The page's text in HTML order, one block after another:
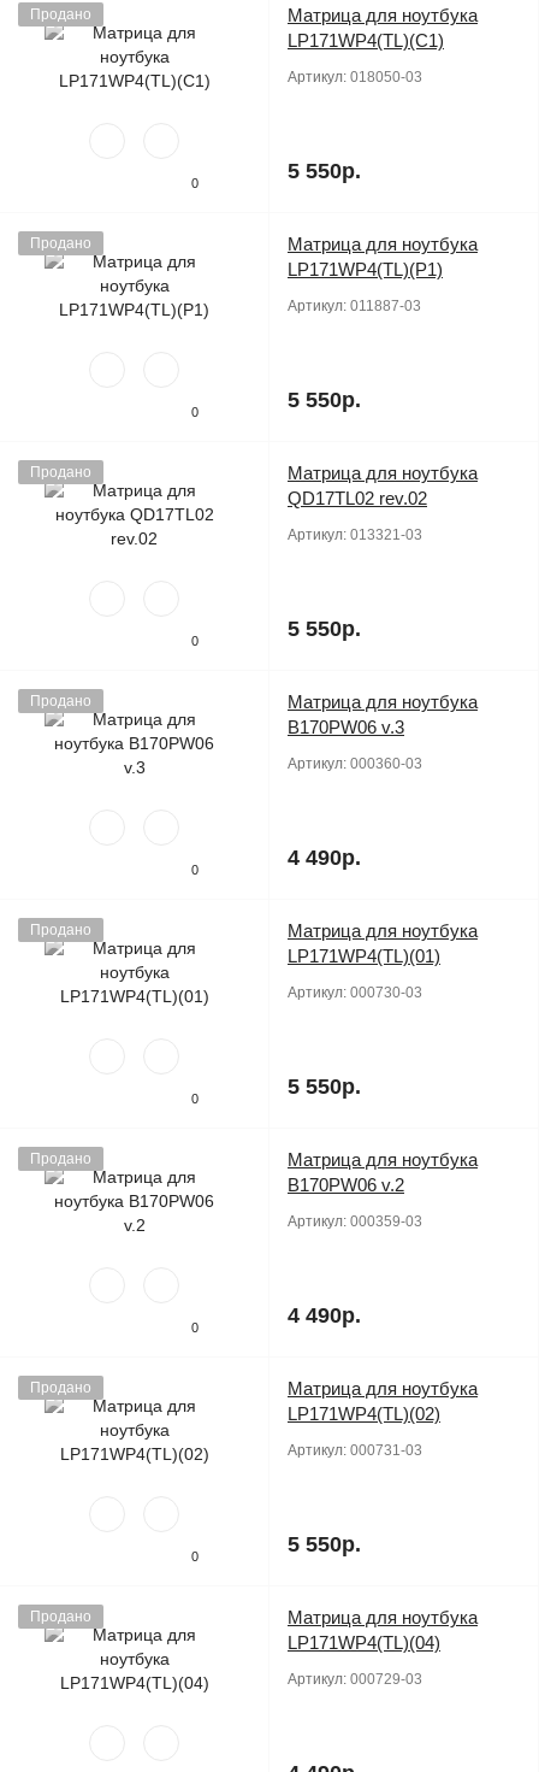
Продано
0
Матрица для ноутбука
LP171WP4(TL)(C1)
Артикул: 018050-03
5 550р.
Продано
0
Матрица для ноутбука
LP171WP4(TL)(P1)
Артикул: 011887-03
5 550р.
Продано
0
Матрица для ноутбука
QD17TL02 rev.02
Артикул: 013321-03
5 550р.
Продано
0
Матрица для ноутбука
B170PW06 v.3
Артикул: 000360-03
4 490р.
Продано
0
Матрица для ноутбука
LP171WP4(TL)(01)
Артикул: 000730-03
5 550р.
Продано
0
Матрица для ноутбука
B170PW06 v.2
Артикул: 000359-03
4 490р.
Продано
0
Матрица для ноутбука
LP171WP4(TL)(02)
Артикул: 000731-03
5 550р.
Продано
Матрица для ноутбука
LP171WP4(TL)(04)
Артикул: 000729-03